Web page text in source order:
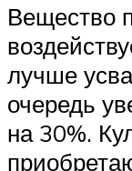
Вещество
лучше
очередь
на 30%.